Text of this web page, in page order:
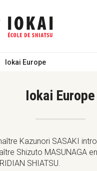
Iokai Europe
Iokai Europe
Kazunori SASAKI
Shizuto MASUNAGA
SHIATSU.